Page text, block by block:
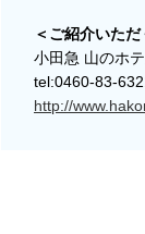
＜ご紹介いた
小田急 山のホ
tel:0460-83-
http://